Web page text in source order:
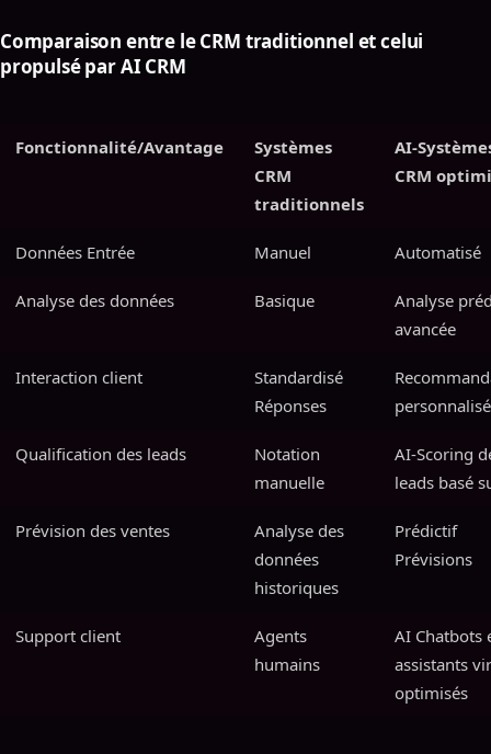
Comparaison entre le CRM traditionnel et celui
propulsé par AI CRM
Fonctionnalité/Avantage
Systèmes
CRM
traditionnels
AI-
CRM
Données Entrée Manuel Automatisé
Analyse des données Basique
Analyse
avancée
Interaction client
Standardisé
Réponses
Qualification des leads
Notation
manuelle
AI-Scoring
leads basé
Prévision des ventes
Analyse des
données
historiques
Prédictif
Prévisions
Support client
Agents
humains
AI Chatbots
assistants
optimisés